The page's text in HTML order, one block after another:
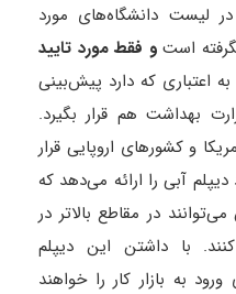
لیست دانشگاه‌های مورد
استو فقط مورد تایید
اعتباری که دارد پیش‌بینی
بهداشت هم قرار بگیرد.
و کشورهای اروپایی قرار
آبی را ارائه می‌دهد که
در مقاطع بالاتر در
با داشتن این دیپلم
به بازار کار را خواهند